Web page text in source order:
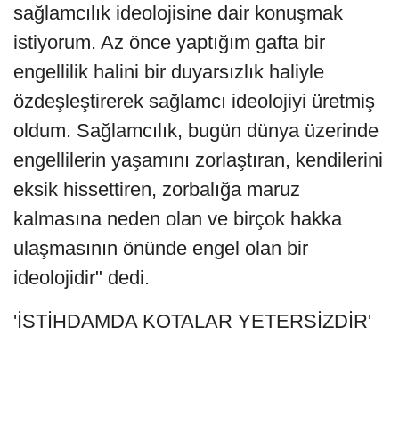
sağlamcılık ideolojisine dair konuşmak
istiyorum. Az önce yaptığım gafta bir
engellilik halini bir duyarsızlık haliyle
özdeşleştirerek sağlamcı ideolojiyi üretmiş
oldum. Sağlamcılık, bugün dünya üzerinde
engellilerin yaşamını zorlaştıran, kendilerini
eksik hissettiren, zorbalığa maruz
kalmasına neden olan ve birçok hakka
ulaşmasının önünde engel olan bir
ideolojidir" dedi.
'İSTİHDAMDA KOTALAR YETERSİZDİR'